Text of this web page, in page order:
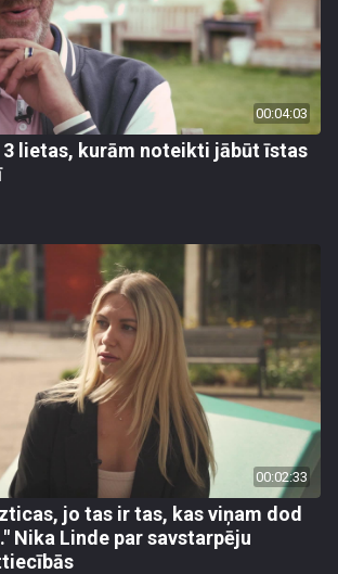
00:04:03
3 lietas, kurām noteikti jābūt īstas
00:02:33
jo tas ir tas, kas viņam dod
Nika Linde par savstarpēju